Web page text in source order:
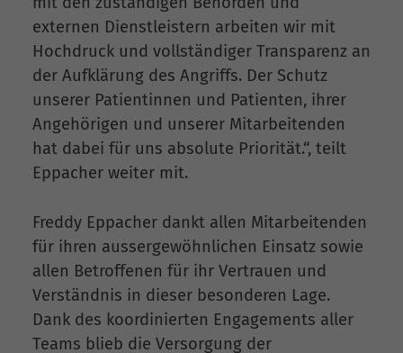
externen Dienstleistern arbeiten wir mit
Hochdruck und vollständiger Transparenz an
der Aufklärung des Angriffs. Der Schutz
unserer Patientinnen und Patienten, ihrer
Angehörigen und unserer Mitarbeitenden
hat dabei für uns absolute Priorität.“, teilt
Eppacher weiter mit.
Freddy Eppacher dankt allen Mitarbeitenden
für ihren aussergewöhnlichen Einsatz sowie
allen Betroffenen für ihr Vertrauen und
Verständnis in dieser besonderen Lage.
Dank des koordinierten Engagements aller
Teams blieb die Versorgung der